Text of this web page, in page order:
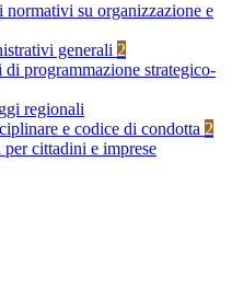
normativi su organizzazione e
generali 2
programmazione strategico-
regionali
e codice di condotta 2
cittadini e imprese